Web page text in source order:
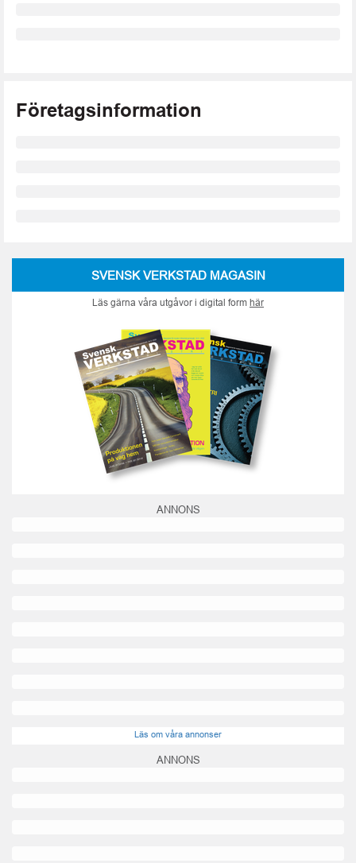
Företagsinformation
SVENSK VERKSTAD MAGASIN
Läs gärna våra utgåvor i digital form här
ANNONS
Läs om våra annonser
ANNONS